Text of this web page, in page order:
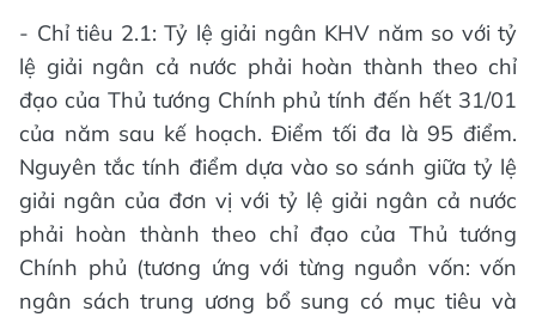
- Chỉ tiêu 2.1: Tỷ lệ giải ngân KHV năm so với tỷ
lệ giải ngân cả nước phải hoàn thành theo chỉ
đạo của Thủ tướng Chính phủ tính đến hết 31/01
của năm sau kế hoạch. Điểm tối đa là 95 điểm.
Nguyên tắc tính điểm dựa vào so sánh giữa tỷ lệ
giải ngân của đơn vị với tỷ lệ giải ngân cả nước
phải hoàn thành theo chỉ đạo của Thủ tướng
Chính phủ (tương ứng với từng nguồn vốn: vốn
ngân sách trung ương bổ sung có mục tiêu và